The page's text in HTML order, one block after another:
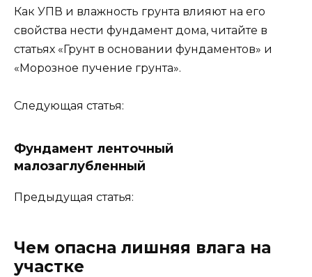
Как УПВ и влажность грунта влияют на его
свойства нести фундамент дома, читайте в
статьях «Грунт в основании фундаментов» и
«Морозное пучение грунта».
Следующая статья:
Фундамент ленточный
малозаглубленный
Предыдущая статья:
Чем опасна лишняя влага на
участке